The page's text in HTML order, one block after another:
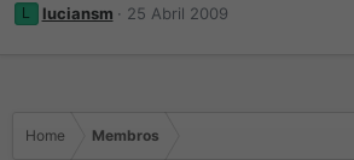
L luciansm 25 Abril 2009
Home Membros